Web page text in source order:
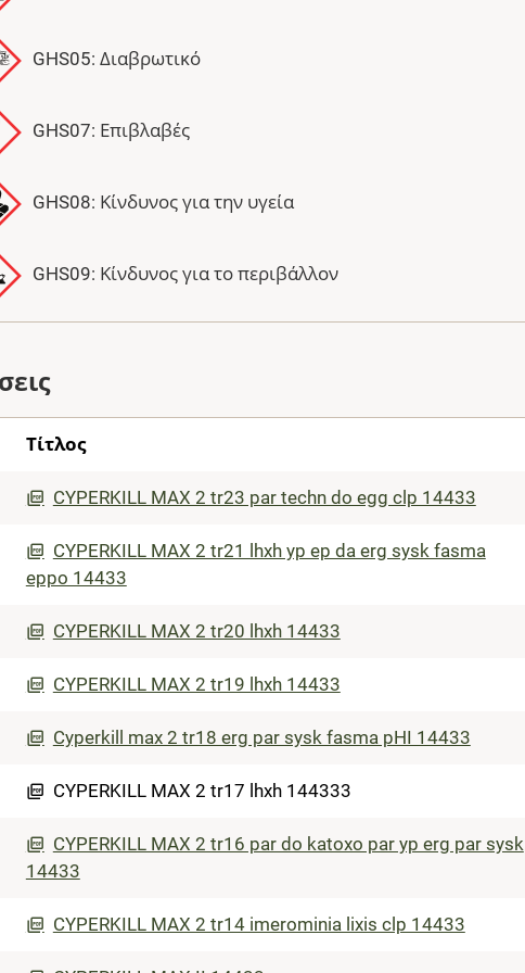
GHS05: Διαβρωτικό
GHS07: Επιβλαβές
GHS08: Κίνδυνος για την υγεία
GHS09: Κίνδυνος για το περιβάλλον
Τίτλος
CYPERKILL MAX 2 tr23 par techn do egg clp 14433
CYPERKILL MAX 2 tr21 lhxh yp ep da erg sysk fasma
eppo 14433
CYPERKILL MAX 2 tr20 lhxh 14433
CYPERKILL MAX 2 tr19 lhxh 14433
Cyperkill max 2 tr18 erg par sysk fasma pHI 14433
CYPERKILL MAX 2 tr17 lhxh 144333
CYPERKILL MAX 2 tr16 par do katoxo par yp erg par sysk
14433
CYPERKILL MAX 2 tr14 imerominia lixis clp 14433